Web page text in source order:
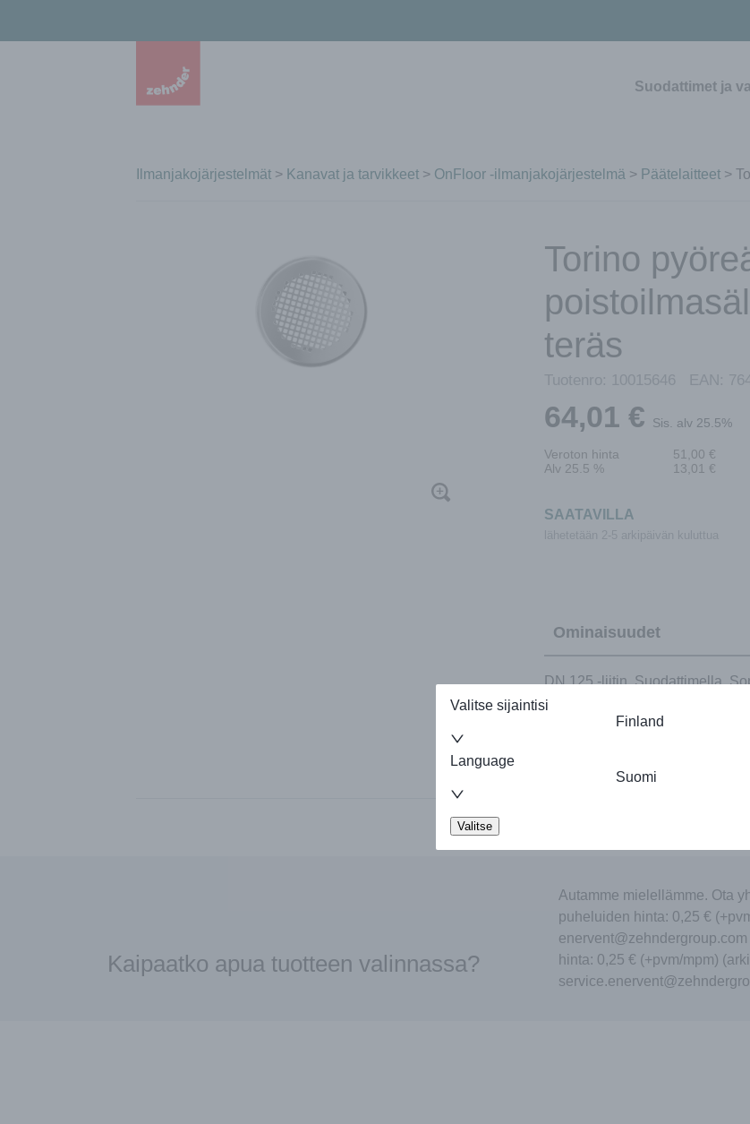
Suodattimet ja
Valitse sijaintisi
Finland
Language
Suomi
Valitse
Ilmanjakojärjestelmät > Kanavat ja tarvikkeet > OnFloor -ilmanjakojärjestelmä > Päätelaitteet >
Torino
teräs
Tuotenro: 10015646 EAN:
64,01 € Sis. alv 25.5%
Veroton hinta 51,00 €
Alv 25.5 %
13,01 €
SAATAVILLA
lähetetään 2-5 arkipäivän kuluttua
Ominaisuudet
DN 125 -liitin. Suodattimella.
asentaa seiniin ja kattoihin. Ei
Kaipaatko apua tuotteen valinnassa?
Autamme mielellämme. Ota
puheluiden hinta: 0,25 €
hinta: 0,25 € (+pvm/mpm)